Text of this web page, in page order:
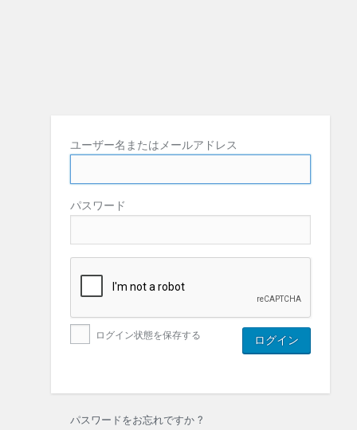
ユーザー名またはメールアドレス
パスワード
ログイン状態を保存する
パスワードをお忘れですか ?